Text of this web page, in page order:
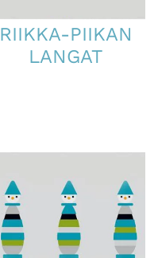
RIIKKA-PIIKAN
LANGAT